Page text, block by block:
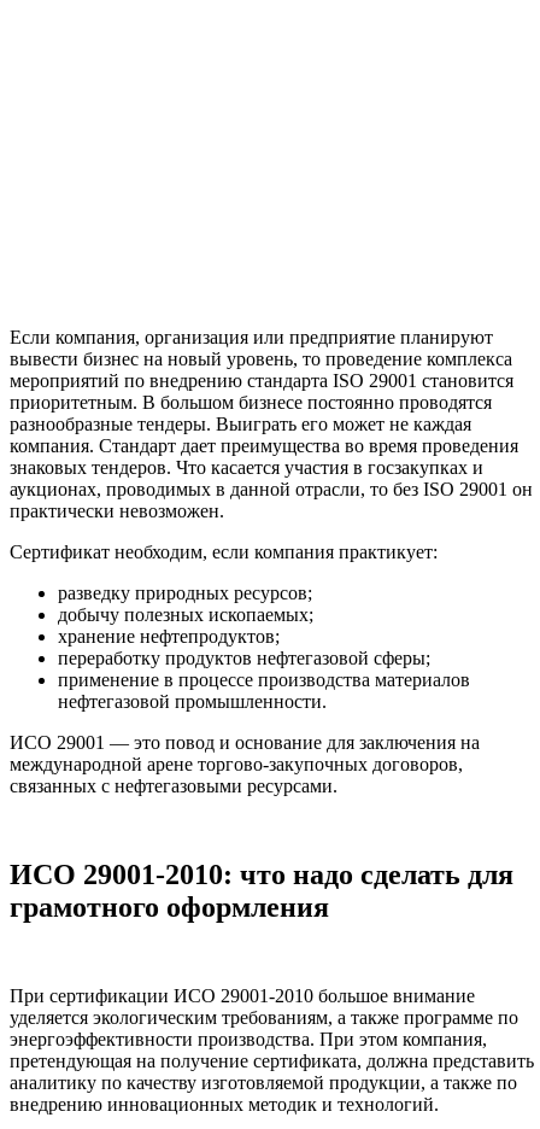
Если компания, организация или предприятие планируют
вывести бизнес на новый уровень, то проведение комплекса
мероприятий по внедрению стандарта ISO 29001 становится
приоритетным. В большом бизнесе постоянно проводятся
разнообразные тендеры. Выиграть его может не каждая
компания. Стандарт дает преимущества во время проведения
знаковых тендеров. Что касается участия в госзакупках и
аукционах, проводимых в данной отрасли, то без ISO 29001 он
практически невозможен.
Сертификат необходим, если компания практикует:
разведку природных ресурсов;
добычу полезных ископаемых;
хранение нефтепродуктов;
переработку продуктов нефтегазовой сферы;
применение в процессе производства материалов
нефтегазовой промышленности.
ИСО 29001 — это повод и основание для заключения на
международной арене торгово-закупочных договоров,
связанных с нефтегазовыми ресурсами.
ИСО 29001-2010: что надо сделать для
грамотного оформления
При сертификации ИСО 29001-2010 большое внимание
уделяется экологическим требованиям, а также программе по
энергоэффективности производства. При этом компания,
претендующая на получение сертификата, должна представить
аналитику по качеству изготовляемой продукции, а также по
внедрению инновационных методик и технологий.